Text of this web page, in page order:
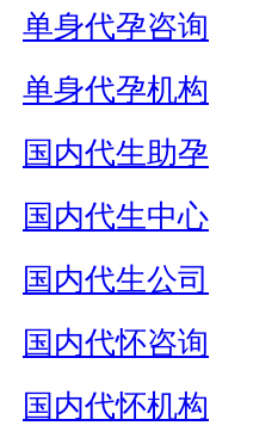
单身代孕咨询
单身代孕机构
国内代生助孕
国内代生中心
国内代生公司
国内代怀咨询
国内代怀机构